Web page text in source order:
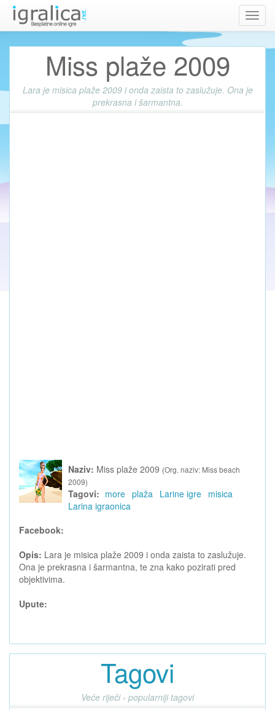
Miss plaže 2009
Lara je misica plaže 2009 i onda zaista to zaslužuje. Ona je
prekrasna i šarmantna.
Naziv: Miss plaže 2009 (Org. naziv: Miss beach
2009)
Tagovi: more plaža Larine igre misica
Larina igraonica
Facebook:
Opis: Lara je misica plaže 2009 i onda zaista to zaslužuje.
Ona je prekrasna i šarmantna, te zna kako pozirati pred
objektivima.
Upute:
Tagovi
Veće riječi › popularniji tagovi